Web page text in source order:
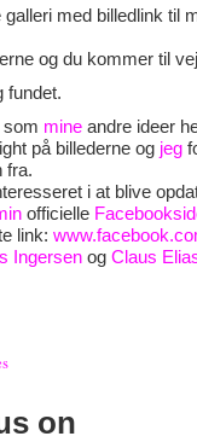
galleri med billedlink til
og du kommer til
fundet.
som mine andre ideer
på billederne og jeg
fra.
i at blive
officielle
link:
Ingersen og Claus
on